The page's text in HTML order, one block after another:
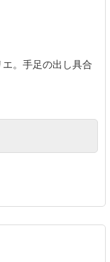
。手足の出し具合